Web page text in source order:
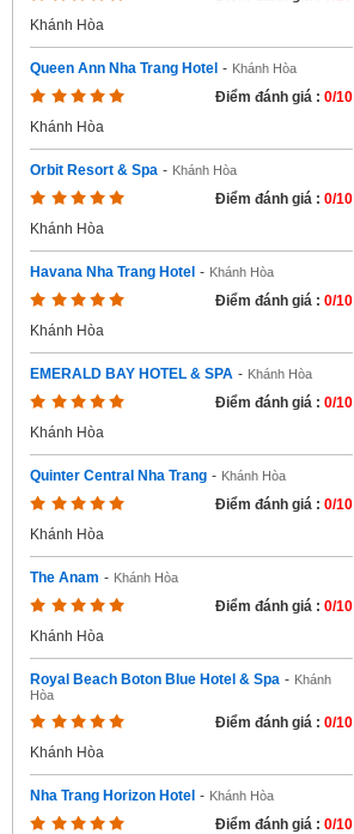
Khánh Hòa
Queen Ann Nha Trang Hotel - Khánh Hòa
Điểm đánh giá : 0/10
Khánh Hòa
Orbit Resort & Spa - Khánh Hòa
Điểm đánh giá : 0/10
Khánh Hòa
Havana Nha Trang Hotel - Khánh Hòa
Điểm đánh giá : 0/10
Khánh Hòa
EMERALD BAY HOTEL & SPA - Khánh Hòa
Điểm đánh giá : 0/10
Khánh Hòa
Quinter Central Nha Trang - Khánh Hòa
Điểm đánh giá : 0/10
Khánh Hòa
The Anam - Khánh Hòa
Điểm đánh giá : 0/10
Khánh Hòa
Royal Beach Boton Blue Hotel & Spa - Khánh
Hòa
Điểm đánh giá : 0/10
Khánh Hòa
Nha Trang Horizon Hotel - Khánh Hòa
Điểm đánh giá : 0/10